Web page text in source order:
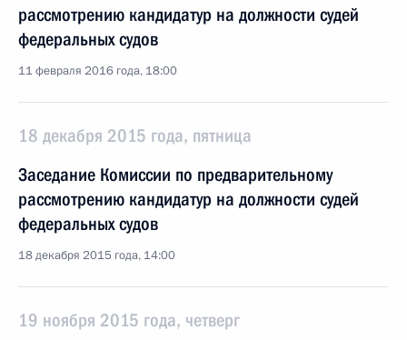
рассмотрению кандидатур на должности судей
федеральных судов
11 февраля 2016 года, 18:00
18 декабря 2015 года, пятница
Заседание Комиссии по предварительному
рассмотрению кандидатур на должности судей
федеральных судов
18 декабря 2015 года, 14:00
19 ноября 2015 года, четверг